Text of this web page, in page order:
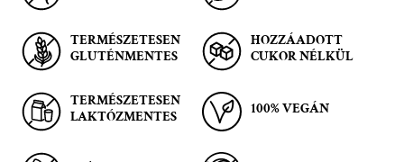
TERMÉSZETESEN
GLUTÉNMENTES
TERMÉSZETESEN
LAKTÓZMENTES
HOZZÁADOTT
CUKOR NÉLKÜL
100% VEGÁN